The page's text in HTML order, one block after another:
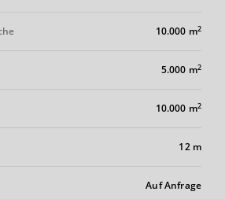
10.000 m2
5.000 m2
10.000 m2
12 m
Auf Anfrage